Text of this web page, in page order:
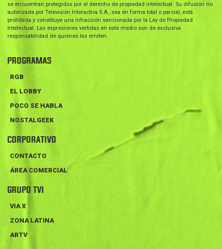
se encuentran protegidos por el derecho de propiedad intelectual. Su difusión no
autorizada por Televisión Interactiva S.A., sea en forma total o parcial, está
prohibida y constituye una infracción sancionada por la Ley de Propiedad
Intelectual. Las expresiones vertidas en este medio son de exclusiva
responsabilidad de quienes las emiten.
PROGRAMAS
RGB
EL LOBBY
POCO SE HABLA
NOSTALGEEK
CORPORATIVO
CONTACTO
ÁREA COMERCIAL
GRUPO TVI
VIA X
ZONA LATINA
ARTV